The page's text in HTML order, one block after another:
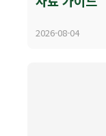
2026-08-04